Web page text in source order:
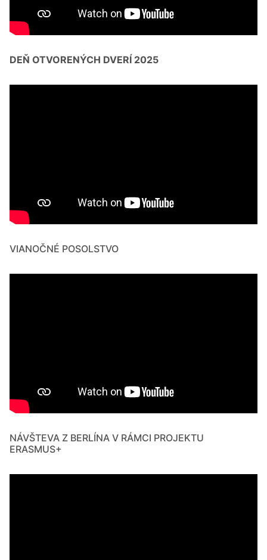
DEŇ OTVORENÝCH DVERÍ 2025
VIANOČNÉ POSOLSTVO
NÁVŠTEVA Z BERLÍNA V RÁMCI PROJEKTU
ERASMUS+